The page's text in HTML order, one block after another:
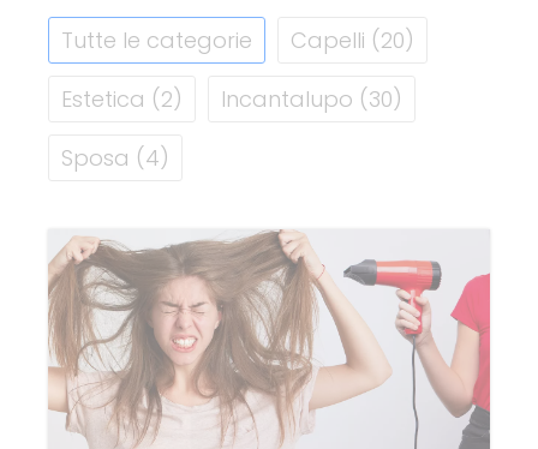
Tutte le categorie Capelli (20)
Estetica (2) Incantalupo (30)
Sposa (4)